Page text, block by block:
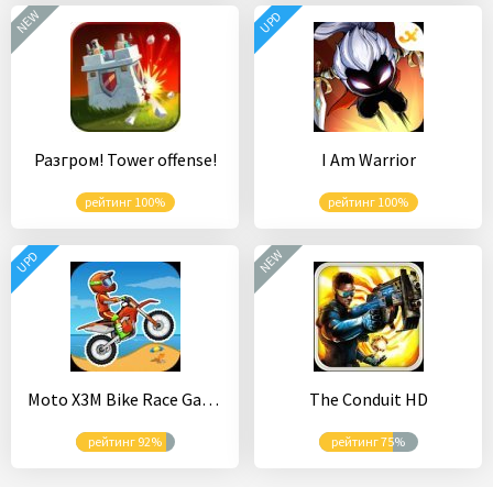
Разгром! Tower offense!
рейтинг 100%
NEW
I Am Warrior
рейтинг 100%
UPD
Moto X3M Bike Race Game
рейтинг 92%
UPD
The Conduit HD
рейтинг 75%
NEW